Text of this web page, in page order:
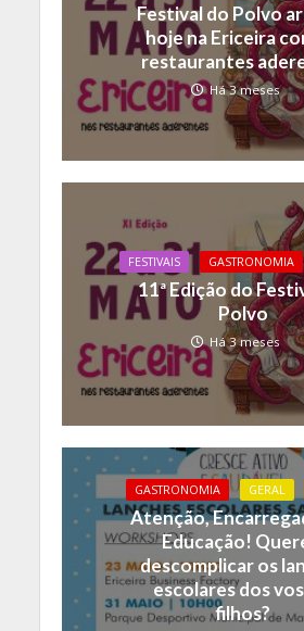
Festival do Polvo
hoje na Ericeira
restaurantes
Há 3 meses
FESTIVAIS GASTRONOMIA
11ª Edição do
Polvo
Há 3 meses
GASTRONOMIA GERAL
Atenção,
Educação!
descomplicar os
escolares dos
filhos?